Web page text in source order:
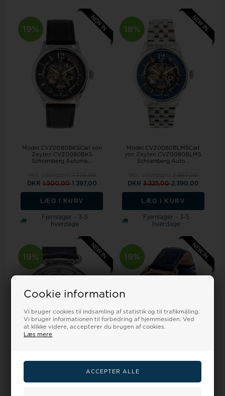
Cookie information
Vi bruger cookies til indsamling af statistik og til trafikmåling.
Vi bruger informationen til forbedring af hjemmesiden. Ved
at klikke videre, accepterer du brugen af cookies.
Læs mere
19%
Model CVZ0080BKSCarl von
Zeyten CVZ0080BKS
Schramberg Automa...
DKR 1.500,001.397,00
LÆG I KURV
Fjernlager - 3-5
hverdage
18%
Model CVZ0080BLMSCarl
von Zeyten CVZ0080BLMS
Schramberg Auto...
DKR 3.325,002.390,00
LÆG I KURV
Fjernlager - 3-5
hverdage
19%
Model CVZ0031WHSCarl von
Zeyten CVZ0031WHS Elzach
19%
von Zeyten CVZ0072RBLS